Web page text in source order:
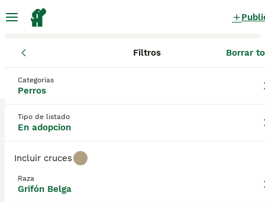
Filtros Borrar
Categorías
Perros
Tipo de listado
En adopcion
Incluir cruces
Raza
Grifón Belga
Grifón Belga Perros en adopcion
0 Perros encontrados
Sólo puro
Guardar búsqueda